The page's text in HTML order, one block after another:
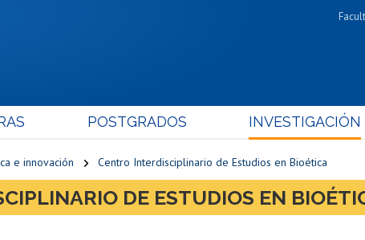
POSTGRADOS INVESTIGACIÓN
e innovación Centro Interdisciplinario de Estudios en Bioética
DE ESTUDIOS EN